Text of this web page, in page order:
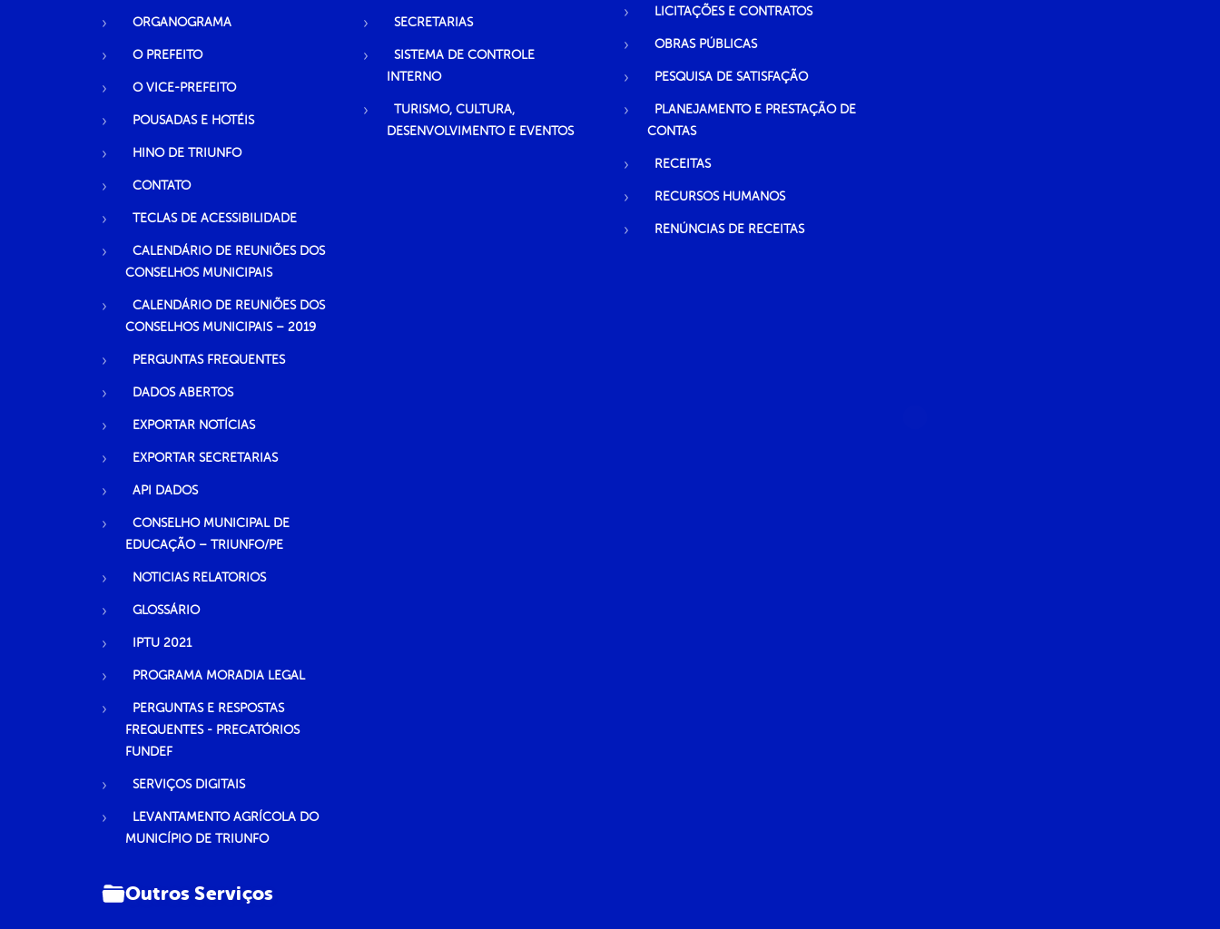
ORGANOGRAMA
O PREFEITO
O VICE-PREFEITO
POUSADAS E HOTÉIS
HINO DE TRIUNFO
CONTATO
TECLAS DE ACESSIBILIDADE
CALENDÁRIO DE REUNIÕES DOS
CONSELHOS MUNICIPAIS
CALENDÁRIO DE REUNIÕES DOS
CONSELHOS MUNICIPAIS – 2019
PERGUNTAS FREQUENTES
DADOS ABERTOS
EXPORTAR NOTÍCIAS
EXPORTAR SECRETARIAS
API DADOS
CONSELHO MUNICIPAL DE
EDUCAÇÃO – TRIUNFO/PE
NOTICIAS RELATORIOS
GLOSSÁRIO
IPTU 2021
PROGRAMA MORADIA LEGAL
PERGUNTAS E RESPOSTAS
FREQUENTES - PRECATÓRIOS
FUNDEF
SERVIÇOS DIGITAIS
LEVANTAMENTO AGRÍCOLA DO
MUNICÍPIO DE TRIUNFO
SECRETARIAS
SISTEMA DE CONTROLE
INTERNO
TURISMO, CULTURA,
DESENVOLVIMENTO E EVENTOS
LICITAÇÕES E CONTRATOS
OBRAS PÚBLICAS
PESQUISA DE SATISFAÇÃO
PLANEJAMENTO E PRESTAÇÃO DE
CONTAS
RECEITAS
RECURSOS HUMANOS
RENÚNCIAS DE RECEITAS
Outros Serviços